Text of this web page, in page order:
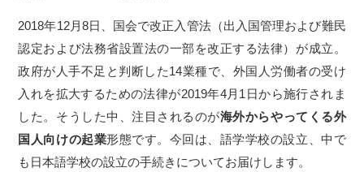
2018年12月8日、国会で改正入管法（出入国管理および難民
認定および法務省設置法の一部を改正する法律）が成立。
政府が人手不足と判断した14業種で、外国人労働者の受け
入れを拡大するための法律が2019年4月1日から施行されま
した。そうした中、注目されるのが海外からやってくる外
国人向けの起業形態です。今回は、語学学校の設立、中で
も日本語学校の設立の手続きについてお届けします。